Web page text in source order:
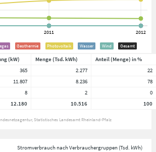
Geothermie Photovoltaik Wasser Wind Gesamt
(kW) Menge (Tsd. kWh)
Anteil (Menge) in %
365 2.277
22
11.807 8.236
78
8 2
0
12.180 10.516 100
Statistisches Landesamt Rheinland-Pfalz
Stromverbrauch nach Verbrauchergruppen (Tsd. kWh)